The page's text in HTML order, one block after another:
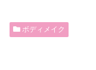
ボディメイク